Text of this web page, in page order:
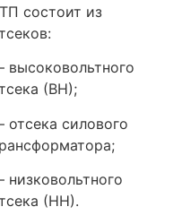
состоит из
высоковольтного
(ВН);
силового
(НН).